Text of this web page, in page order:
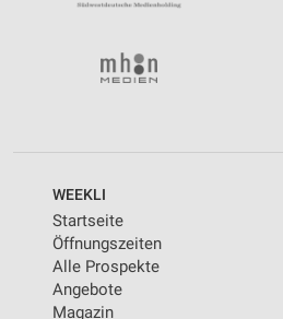
WEEKLI
Startseite
Öffnungszeiten
Alle Prospekte
Angebote
Magazin